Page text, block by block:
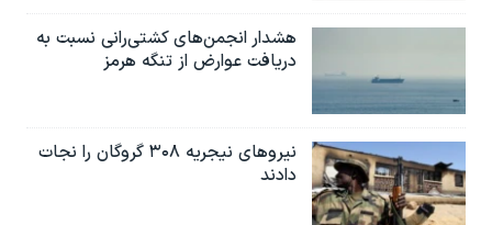
هشدار انجمن‌های کشتی‌رانی نسبت به
دریافت عوارض از تنگه هرمز
نیروهای نیجریه‌ ۳۰۸ گروگان را نجات
دادند